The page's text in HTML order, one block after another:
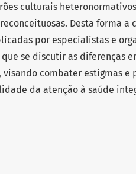
culturais
Desta forma a
por especialistas e
se discutir as diferenças
combater estigmas e
da atenção à saúde